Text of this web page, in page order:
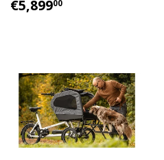
HABITUAL
€5,89900